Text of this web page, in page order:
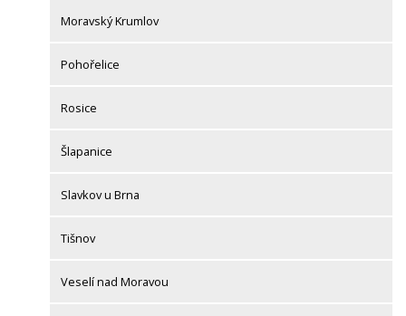
Moravský Krumlov
Pohořelice
Rosice
Šlapanice
Slavkov u Brna
Tišnov
Veselí nad Moravou